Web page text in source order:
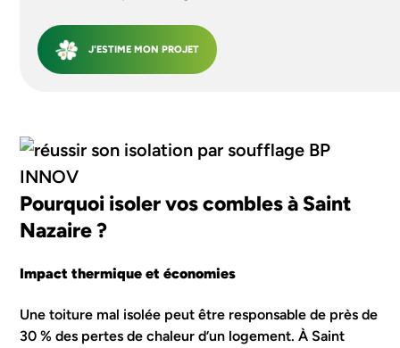
J'ESTIME MON PROJET
Pourquoi isoler vos combles à Saint
Nazaire ?
Impact thermique et économies
Une toiture mal isolée peut être responsable de près de
30 % des pertes de chaleur d’un logement. À Saint